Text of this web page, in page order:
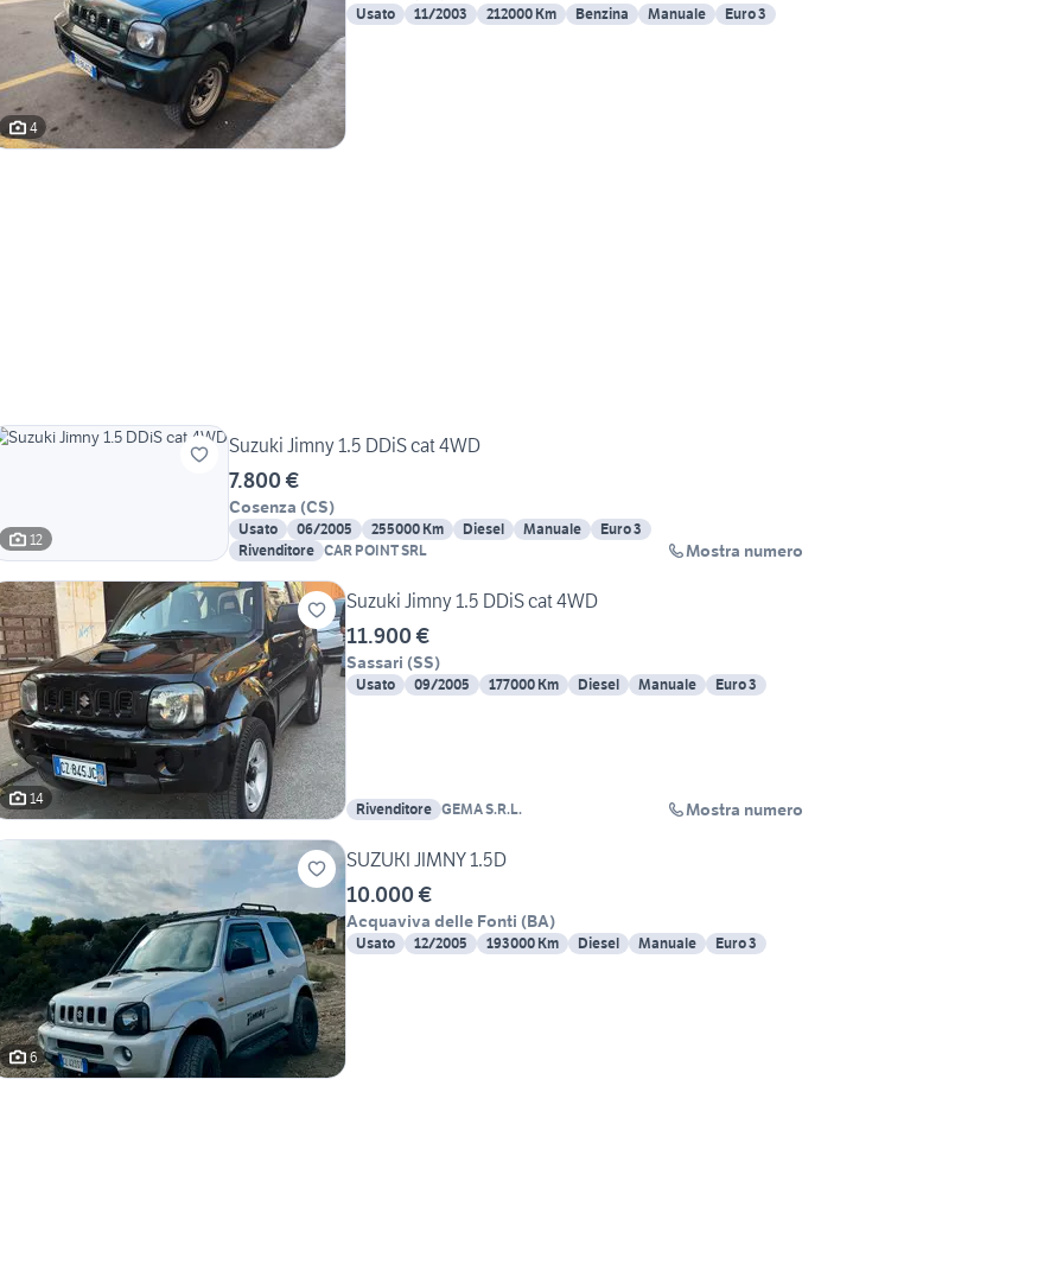
4
Usato 11/2003 212000 Km Benzina Manuale Euro 3
12
Suzuki Jimny 1.5 DDiS cat 4WD
7.800 €
Cosenza (CS)
Usato 06/2005 255000 Km Diesel Manuale
Euro 3
Rivenditore CAR POINT SRL Mostra numero
14
Suzuki Jimny 1.5 DDiS cat 4WD
11.900 €
Sassari (SS)
Usato 09/2005 177000 Km Diesel Manuale Euro 3
Rivenditore GEMA S.R.L. Mostra numero
6
SUZUKI JIMNY 1.5D
10.000 €
Acquaviva delle Fonti (BA)
Usato 12/2005 193000 Km Diesel Manuale Euro 3